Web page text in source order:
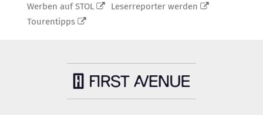
Werben auf STOL
Leserreporter werden
Tourentipps